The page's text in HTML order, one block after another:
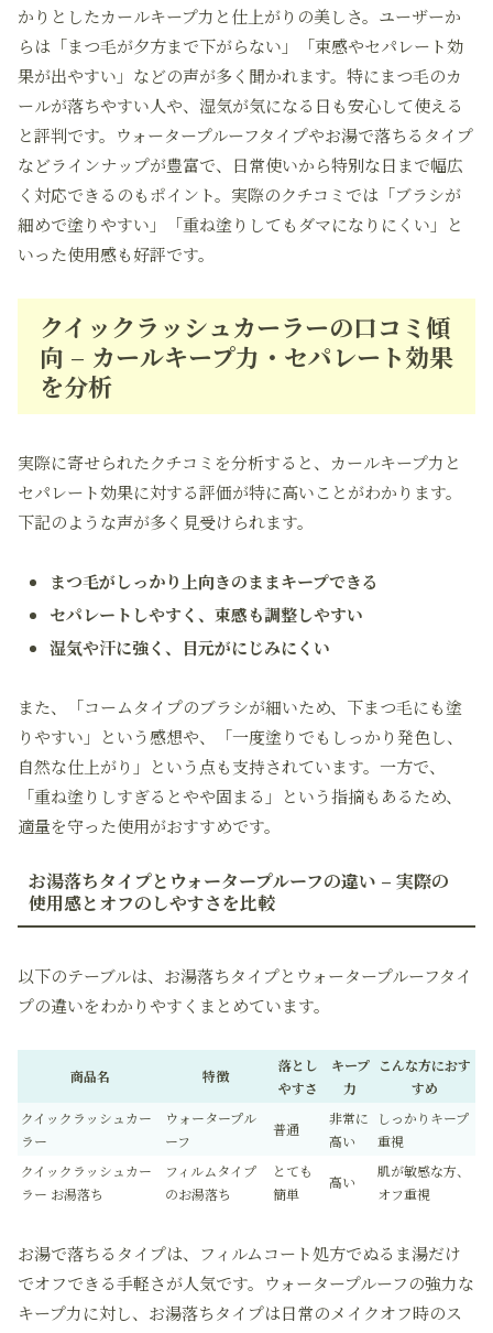
かりとしたカールキープ力と仕上がりの美しさ。ユーザーか
らは「まつ毛が夕方まで下がらない」「束感やセパレート効
果が出やすい」などの声が多く聞かれます。特にまつ毛のカ
ールが落ちやすい人や、湿気が気になる日も安心して使える
と評判です。ウォータープルーフタイプやお湯で落ちるタイプ
などラインナップが豊富で、日常使いから特別な日まで幅広
く対応できるのもポイント。実際のクチコミでは「ブラシが
細めで塗りやすい」「重ね塗りしてもダマになりにくい」と
いった使用感も好評です。
クイックラッシュカーラーの口コミ傾
向 – カールキープ力・セパレート効果
を分析
実際に寄せられたクチコミを分析すると、カールキープ力と
セパレート効果に対する評価が特に高いことがわかります。
下記のような声が多く見受けられます。
まつ毛がしっかり上向きのままキープできる
セパレートしやすく、束感も調整しやすい
湿気や汗に強く、目元がにじみにくい
また、「コームタイプのブラシが細いため、下まつ毛にも塗
りやすい」という感想や、「一度塗りでもしっかり発色し、
自然な仕上がり」という点も支持されています。一方で、
「重ね塗りしすぎるとやや固まる」という指摘もあるため、
適量を守った使用がおすすめです。
お湯落ちタイプとウォータープルーフの違い – 実際の
使用感とオフのしやすさを比較
以下のテーブルは、お湯落ちタイプとウォータープルーフタイ
プの違いをわかりやすくまとめています。
商品名 特徴
落とし
やすさ
キープ
力
こんな方におす
すめ
クイックラッシュカー
ラー
ウォータープル
ーフ
普通
非常に
高い
しっかりキープ
重視
クイックラッシュカー
ラー お湯落ち
フィルムタイプ
のお湯落ち
とても
簡単
高い
肌が敏感な方、
オフ重視
お湯で落ちるタイプは、フィルムコート処方でぬるま湯だけ
でオフできる手軽さが人気です。ウォータープルーフの強力な
キープ力に対し、お湯落ちタイプは日常のメイクオフ時のス